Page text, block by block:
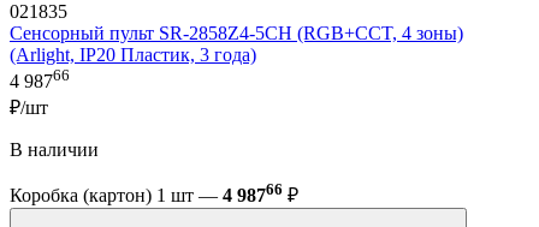
021835
Сенсорный пульт SR-2858Z4-5CH (RGB+CCT, 4 зоны)
(Arlight, IP20 Пластик, 3 года)
4 98766
₽/шт
В наличии
Коробка (картон) 1 шт — 4 98766 ₽